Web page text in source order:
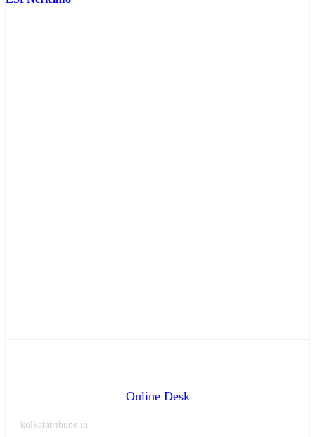
Online Desk
kolkatatribune.in